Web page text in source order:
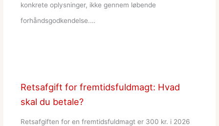
konkrete oplysninger, ikke gennem løbende
forhåndsgodkendelse.…
Retsafgift for fremtidsfuldmagt: Hvad
skal du betale?
Retsafgiften for en fremtidsfuldmagt er 300 kr. i 2026